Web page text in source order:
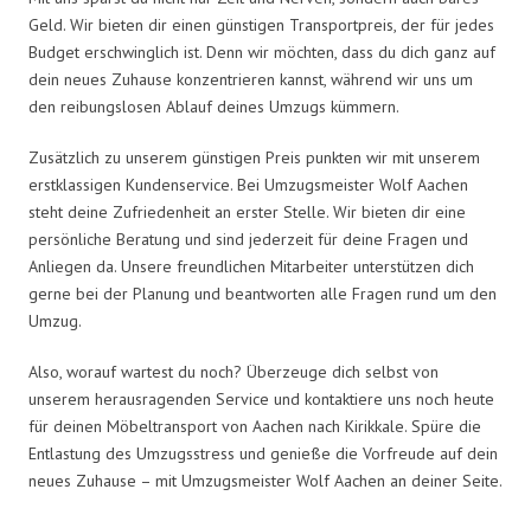
Geld. Wir bieten dir einen günstigen Transportpreis, der für jedes
Budget erschwinglich ist. Denn wir möchten, dass du dich ganz auf
dein neues Zuhause konzentrieren kannst, während wir uns um
den reibungslosen Ablauf deines Umzugs kümmern.
Zusätzlich zu unserem günstigen Preis punkten wir mit unserem
erstklassigen Kundenservice. Bei Umzugsmeister Wolf Aachen
steht deine Zufriedenheit an erster Stelle. Wir bieten dir eine
persönliche Beratung und sind jederzeit für deine Fragen und
Anliegen da. Unsere freundlichen Mitarbeiter unterstützen dich
gerne bei der Planung und beantworten alle Fragen rund um den
Umzug.
Also, worauf wartest du noch? Überzeuge dich selbst von
unserem herausragenden Service und kontaktiere uns noch heute
für deinen Möbeltransport von Aachen nach Kirikkale. Spüre die
Entlastung des Umzugsstress und genieße die Vorfreude auf dein
neues Zuhause – mit Umzugsmeister Wolf Aachen an deiner Seite.